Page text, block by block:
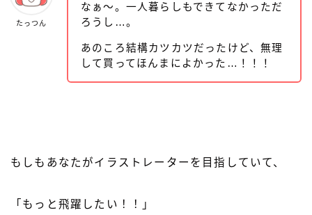
たっつん
なぁ〜。一人暮らしもできてなかっただ
ろうし…。
あのころ結構カツカツだったけど、無理
して買ってほんまによかった…！！！
もしもあなたがイラストレーターを目指していて、
「もっと飛躍したい！！」